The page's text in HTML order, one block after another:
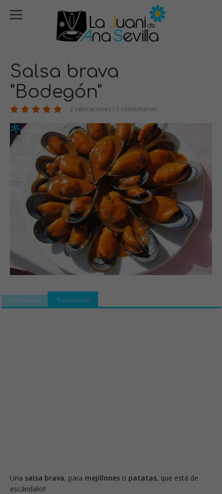
Salsa brava
"Bodegón"
2 valoraciones / 1 comentarios
Thermomix Tradicional
Una salsa brava, para mejillones o patatas, que está de
escándalo!!